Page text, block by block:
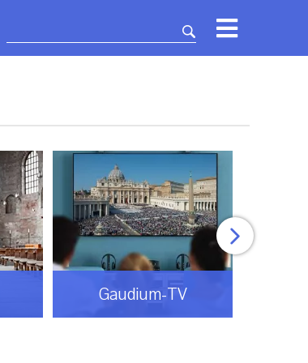
Gaudium-TV